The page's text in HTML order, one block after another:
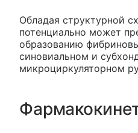
Обладая структурной
потенциально может
образованию
синовиальном и
микроциркуляторном